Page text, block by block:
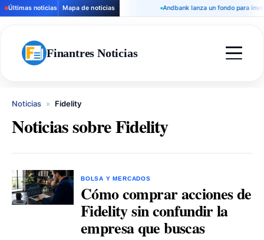
Últimas noticias Mapa de noticias Andbank lanza un fondo para
Finantres Noticias
Noticias » Fidelity
Noticias sobre Fidelity
BOLSA Y MERCADOS
Cómo comprar acciones de
Fidelity sin confundir la
empresa que buscas